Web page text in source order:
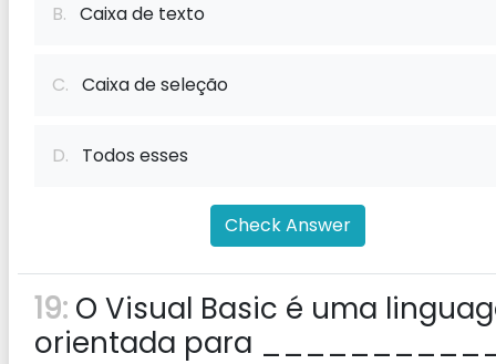
B. Caixa de texto
C. Caixa de seleção
D. Todos esses
Check Answer
19: O Visual Basic é uma
orientada para